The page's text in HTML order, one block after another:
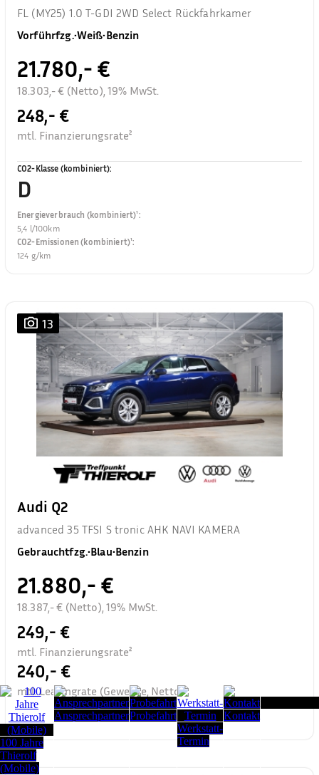
FL (MY25) 1.0 T-GDI 2WD Select Rückfahrkamer
Vorführfzg.•Weiß•Benzin
21.780,- €
18.303,- € (Netto), 19% MwSt.
248,- €
mtl. Finanzierungsrate²
CO2-Klasse (kombiniert):
D
Energieverbrauch (kombiniert)¹:
5,4 l/100km
CO2-Emissionen (kombiniert)¹:
124 g/km
13
Audi Q2
advanced 35 TFSI S tronic AHK NAVI KAMERA
Gebrauchtfzg.•Blau•Benzin
21.880,- €
18.387,- € (Netto), 19% MwSt.
249,- €
mtl. Finanzierungsrate²
240,- €
mtl. Leasingrate (Gewerbe, Netto)³
100 Jahre
Thierolf
(Mobile)
AnsprechpartnerProbefahrt
Werkstatt-
Termin
Kontakt